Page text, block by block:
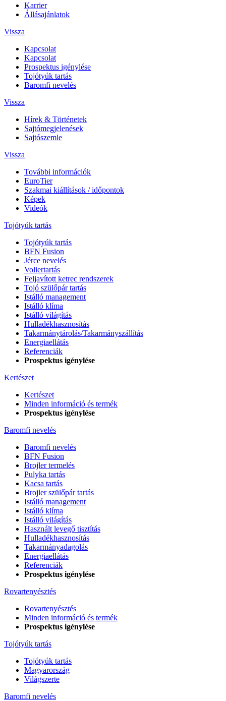
Karrier
Állásajánlatok
Vissza
Kapcsolat
Kapcsolat
Prospektus igénylése
Tojótyúk tartás
Baromfi nevelés
Vissza
Hírek & Történetek
Sajtómegjelenések
Sajtószemle
Vissza
További információk
EuroTier
Szakmai kiállítások / időpontok
Képek
Videók
Tojótyúk tartás
Tojótyúk tartás
BFN Fusion
Jérce nevelés
Voliertartás
Feljavított ketrec rendszerek
Tojó szülőpár tartás
Istálló management
Istálló klíma
Istálló világítás
Hulladékhasznosítás
Takarmánytárolás/Takarmányszállítás
Energiaellátás
Referenciák
Prospektus igénylése
Kertészet
Kertészet
Minden információ és termék
Prospektus igénylése
Baromfi nevelés
Baromfi nevelés
BFN Fusion
Brojler termelés
Pulyka tartás
Kacsa tartás
Brojler szülőpár tartás
Istálló management
Istálló klíma
Istálló világítás
Használt levegő tisztítás
Hulladékhasznosítás
Takarmányadagolás
Energiaellátás
Referenciák
Prospektus igénylése
Rovartenyésztés
Rovartenyésztés
Minden információ és termék
Prospektus igénylése
Tojótyúk tartás
Tojótyúk tartás
Magyarország
Világszerte
Baromfi nevelés